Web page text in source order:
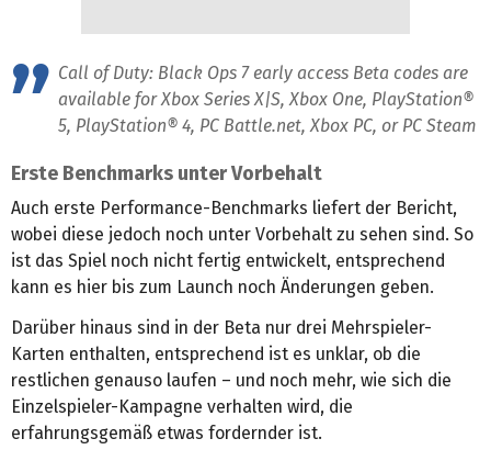
Call of Duty: Black Ops 7 early access Beta codes are
available for Xbox Series X|S, Xbox One, PlayStation®
5, PlayStation® 4, PC Battle.net, Xbox PC, or PC Steam
Erste Benchmarks unter Vorbehalt
Auch erste Performance-Benchmarks liefert der Bericht,
wobei diese jedoch noch unter Vorbehalt zu sehen sind. So
ist das Spiel noch nicht fertig entwickelt, entsprechend
kann es hier bis zum Launch noch Änderungen geben.
Darüber hinaus sind in der Beta nur drei Mehrspieler-
Karten enthalten, entsprechend ist es unklar, ob die
restlichen genauso laufen – und noch mehr, wie sich die
Einzelspieler-Kampagne verhalten wird, die
erfahrungsgemäß etwas fordernder ist.